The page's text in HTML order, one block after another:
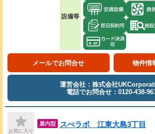
設備等
メールでお問合せ 物件情
運営会社：株式会社
電話でお問合せ：0120-438-
お気に入り
屋内型 スぺラボ 江東大島3丁目